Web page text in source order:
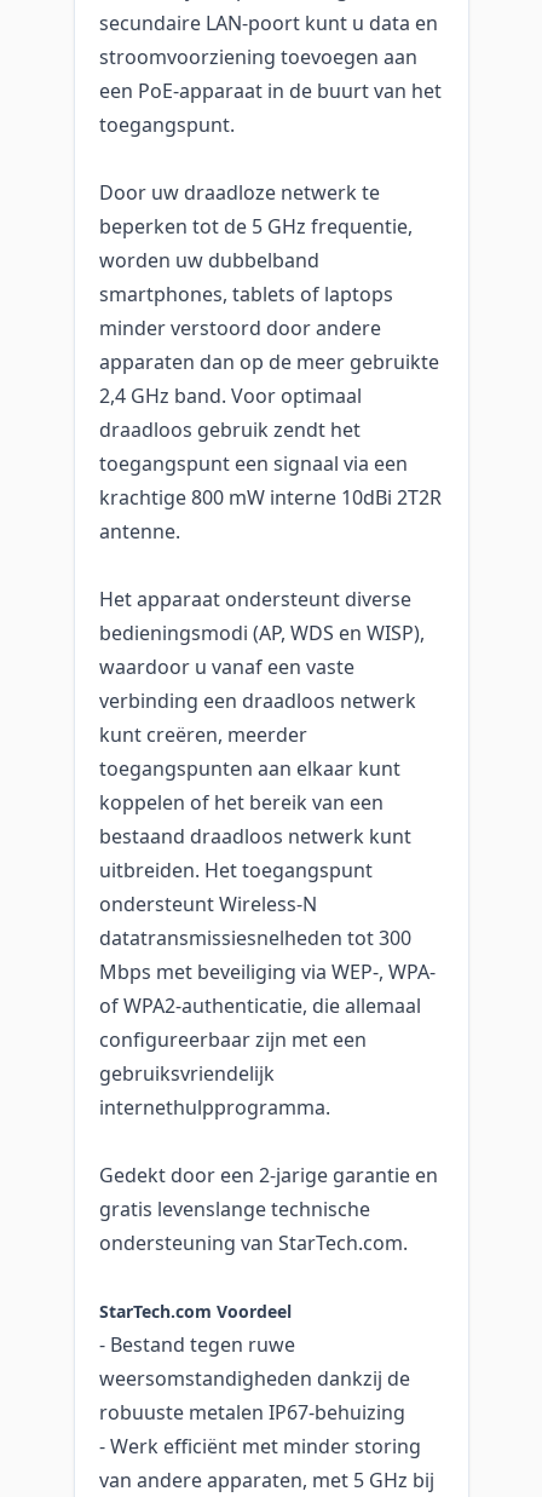
secundaire LAN-poort kunt u data en
stroomvoorziening toevoegen aan
een PoE-apparaat in de buurt van het
toegangspunt.
Door uw draadloze netwerk te
beperken tot de 5 GHz frequentie,
worden uw dubbelband
smartphones, tablets of laptops
minder verstoord door andere
apparaten dan op de meer gebruikte
2,4 GHz band. Voor optimaal
draadloos gebruik zendt het
toegangspunt een signaal via een
krachtige 800 mW interne 10dBi 2T2R
antenne.
Het apparaat ondersteunt diverse
bedieningsmodi (AP, WDS en WISP),
waardoor u vanaf een vaste
verbinding een draadloos netwerk
kunt creëren, meerder
toegangspunten aan elkaar kunt
koppelen of het bereik van een
bestaand draadloos netwerk kunt
uitbreiden. Het toegangspunt
ondersteunt Wireless-N
datatransmissiesnelheden tot 300
Mbps met beveiliging via WEP-, WPA-
of WPA2-authenticatie, die allemaal
configureerbaar zijn met een
gebruiksvriendelijk
internethulpprogramma.
Gedekt door een 2-jarige garantie en
gratis levenslange technische
ondersteuning van StarTech.com.
StarTech.com Voordeel
- Bestand tegen ruwe
weersomstandigheden dankzij de
robuuste metalen IP67-behuizing
- Werk efficiënt met minder storing
van andere apparaten, met 5 GHz bij